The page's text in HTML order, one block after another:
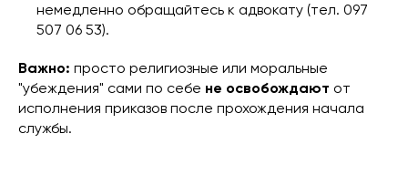
немедленно обращайтесь к адвокату (тел. 097
507 06 53).
Важно: просто религиозные или моральные
"убеждения" сами по себе не освобождают от
исполнения приказов после прохождения начала
службы.